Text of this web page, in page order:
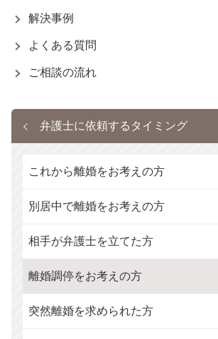
解決事例
よくある質問
ご相談の流れ
弁護士に依頼するタイミング
これから離婚をお考えの方
別居中で離婚をお考えの方
相手が弁護士を立てた方
離婚調停をお考えの方
突然離婚を求められた方